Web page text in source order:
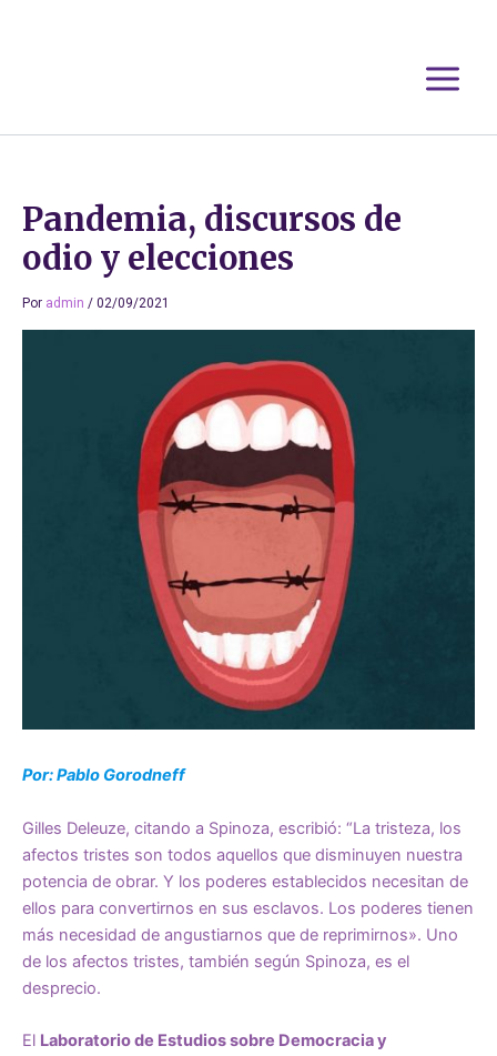
Pandemia, discursos de
odio y elecciones
Por admin / 02/09/2021
Por: Pablo Gorodneff
Gilles Deleuze, citando a Spinoza, escribió: “La tristeza, los
afectos tristes son todos aquellos que disminuyen nuestra
potencia de obrar. Y los poderes establecidos necesitan de
ellos para convertirnos en sus esclavos. Los poderes tienen
más necesidad de angustiarnos que de reprimirnos». Uno
de los afectos tristes, también según Spinoza, es el
desprecio.
El Laboratorio de Estudios sobre Democracia y